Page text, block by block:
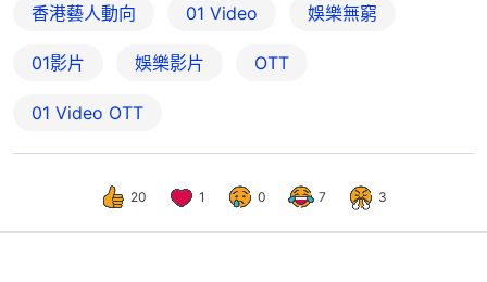
香港藝人動向 01 Video 娛樂無窮
01影片 娛樂影片 OTT
01‌ ‌Video‌ ‌OTT
20 1 0 7 3